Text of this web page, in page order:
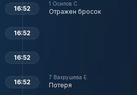
1 Осипов С.
Отражен бросок
16:52
16:52
16:52
7 Вахрушева Е.
Потеря
16:52